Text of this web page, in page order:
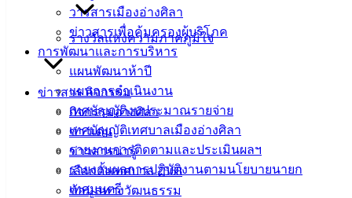
วารสารเมืองอ่างศิลา
ข่าวสารเพื่อคุ้มครองผู้บริโภค
การพัฒนาและการบริหาร
แผนพัฒนาห้าปี
แผนการดำเนินงาน
เทศบัญญัติงบประมาณรายจ่าย
เทศบัญญัติเทศบาลเมืองอ่างศิลา
รายงานการติดตามและประเมินผลฯ
รายงานผลการปฏิบัติงานตามนโยบายนายก
เทศมนตรี
รางวัลแห่งความภาคภูมิใจ
ข่าวสาร กิจกรรม
กิจกรรมอ่างศิลา
ข่าวเด่น
ข่าวสารน่ารู้
เลือกตั้งเทศบาล 2568
ข้อมูลทางวัฒนธรรม
ระบบท้องถิ่นดิจิทัลดาวน์โหลด
เทศบาล
เมืองอ่าง
สำนักงาน